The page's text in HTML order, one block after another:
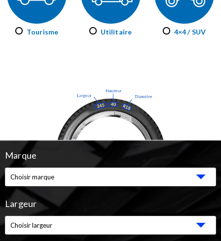
4×4 / SUV
Tourisme Utilitaire
Marque
Largeur